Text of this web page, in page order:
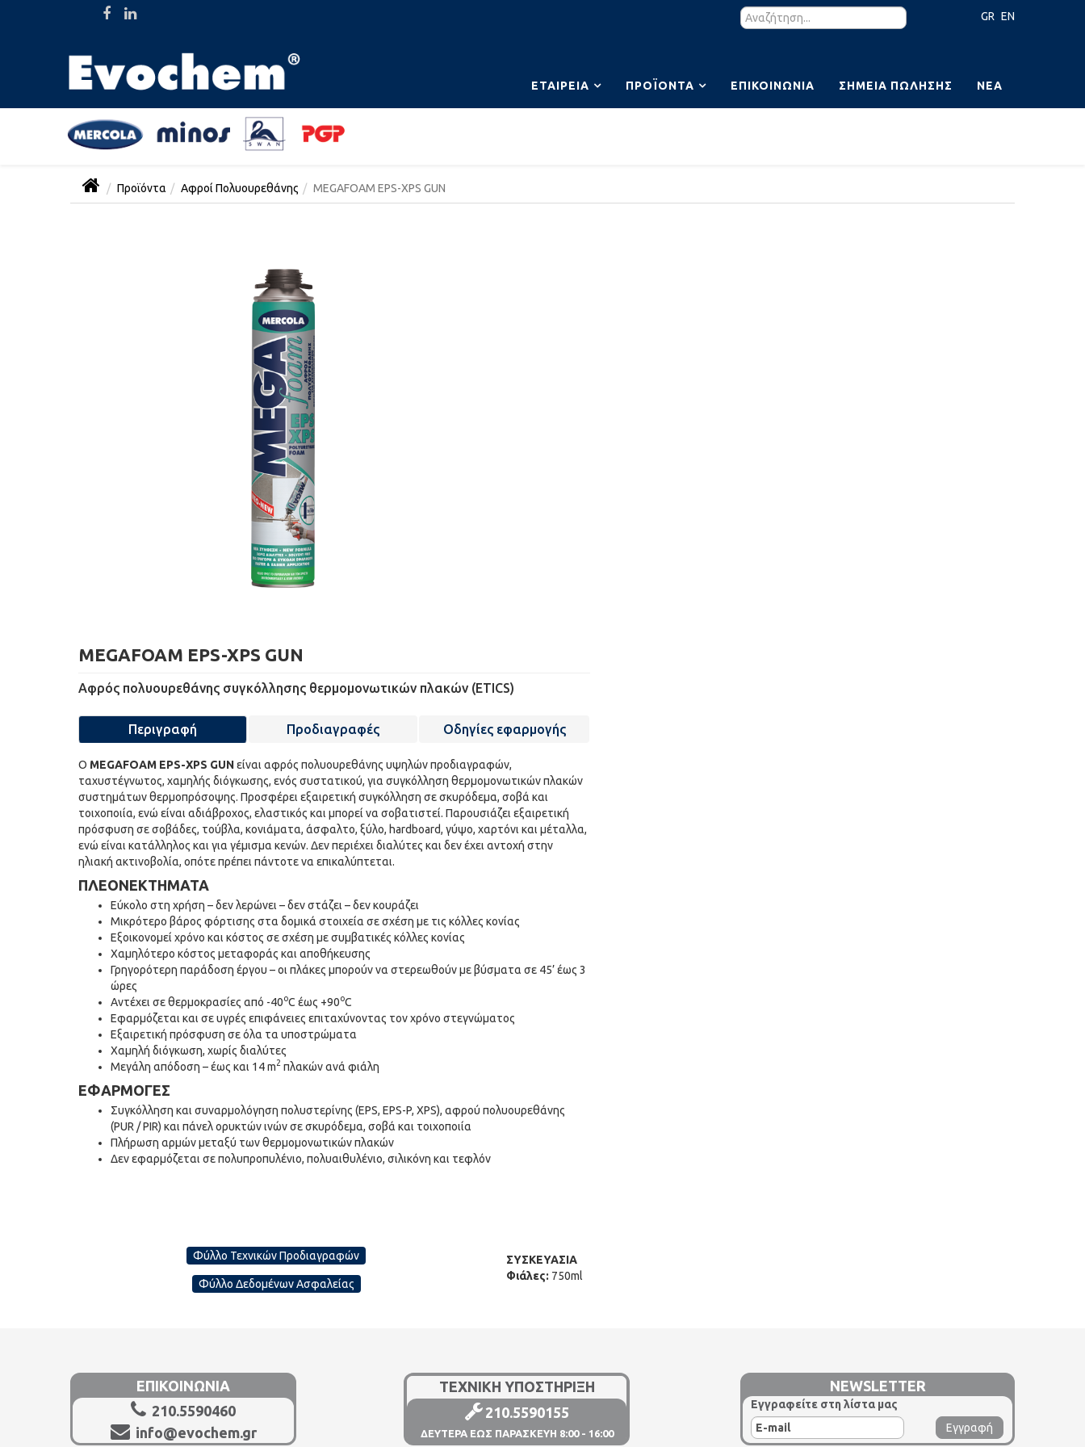
GR EN
ΕΤΑΙΡΕΊΑ ΠΡΟΪΌΝΤΑ ΕΠΙΚΟΙΝΩΝΊΑ ΣΗΜΕΊΑ ΠΏΛΗΣΗΣ ΝΈΑ
Προϊόντα Αφροί Πολυουρεθάνης MEGAFOAM EPS-XPS GUN
MEGAFOAM EPS-XPS GUN
Αφρός πολυουρεθάνης συγκόλλησης θερμομονωτικών πλακών (ETICS)
Περιγραφή Προδιαγραφές Οδηγίες εφαρμογής
Ο MEGAFOAM EPS-XPS GUNείναι αφρός πολυουρεθάνης υψηλών προδιαγραφών,
ταχυστέγνωτος, χαμηλής διόγκωσης, ενός συστατικού, για συγκόλληση θερμομονωτικών πλακών
συστημάτων θερμοπρόσοψης. Προσφέρει εξαιρετική συγκόλληση σε σκυρόδεμα, σοβά και
τοιχοποιία, ενώ είναι αδιάβροχος, ελαστικός και μπορεί να σοβατιστεί. Παρουσιάζει εξαιρετική
πρόσφυση σε σοβάδες, τούβλα, κονιάματα, άσφαλτο, ξύλο, hardboard, γύψο, χαρτόνι και μέταλλα,
ενώ είναι κατάλληλος και για γέμισμα κενών. Δεν περιέχει διαλύτες και δεν έχει αντοχή στην
ηλιακή ακτινοβολία, οπότε πρέπει πάντοτε να επικαλύπτεται.
ΠΛΕΟΝΕΚΤΗΜΑΤΑ
Εύκολο στη χρήση – δεν λερώνει – δεν στάζει – δεν κουράζει
Μικρότερο βάρος φόρτισης στα δομικά στοιχεία σε σχέση με τις κόλλες κονίας
Εξοικονομεί χρόνο και κόστος σε σχέση με συμβατικές κόλλες κονίας
Χαμηλότερο κόστος μεταφοράς και αποθήκευσης
Γρηγορότερη παράδοση έργου – οι πλάκες μπορούν να στερεωθούν με βύσματα σε 45’ έως 3
ώρες
Αντέχει σε θερμοκρασίες από -40oC έως +90oC
Εφαρμόζεται και σε υγρές επιφάνειες επιταχύνοντας τον χρόνο στεγνώματος
Εξαιρετική πρόσφυση σε όλα τα υποστρώματα
Χαμηλή διόγκωση, χωρίς διαλύτες
Μεγάλη απόδοση – έως και 14 m2 πλακών ανά φιάλη
ΕΦΑΡΜΟΓΕΣ
Συγκόλληση και συναρμολόγηση πολυστερίνης (EPS, EPS-P, XPS), αφρού πολυουρεθάνης
(PUR / PIR) και πάνελ ορυκτών ινών σε σκυρόδεμα, σοβά και τοιχοποιία
Πλήρωση αρμών μεταξύ των θερμομονωτικών πλακών
Δεν εφαρμόζεται σε πολυπροπυλένιο, πολυαιθυλένιο, σιλικόνη και τεφλόν
Φύλλο Τεχνικών Προδιαγραφών
Φύλλο Δεδομένων Ασφαλείας
ΣΥΣΚΕΥΑΣΙΑ
Φιάλες: 750ml
ΕΠΙΚΟΙΝΩΝΙΑ
210.5590460
info@evochem.gr
ΤΕΧΝΙΚΗ ΥΠΟΣΤΗΡΙΞΗ
210.5590155
ΔΕΥΤΕΡΑ ΕΩΣ ΠΑΡΑΣΚΕΥΗ 8:00 - 16:00
NEWSLETTER
Εγγραφείτε στη λίστα μας